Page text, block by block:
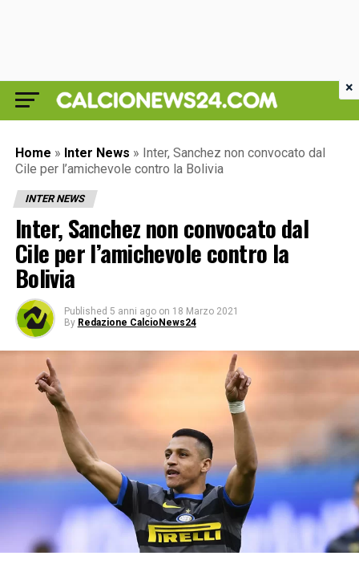
Home » Inter News » Inter, Sanchez non convocato dal
Cile per l’amichevole contro la Bolivia
INTER NEWS
Inter, Sanchez non convocato dal
Cile per l’amichevole contro la
Bolivia
Published 5 anni ago on 18 Marzo 2021
By Redazione CalcioNews24
×